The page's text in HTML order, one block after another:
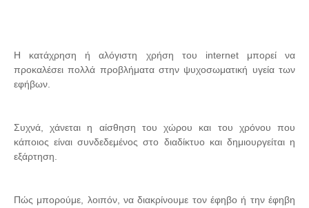
Η κατάχρηση ή αλόγιστη χρήση του internet μπορεί να
προκαλέσει πολλά προβλήματα στην ψυχοσωματική υγεία των
εφήβων.
Συχνά, χάνεται η αίσθηση του χώρου και του χρόνου που
κάποιος είναι συνδεδεμένος στο διαδίκτυο και δημιουργείται η
εξάρτηση.
Πώς μπορούμε, λοιπόν, να διακρίνουμε τον έφηβο ή την έφηβη